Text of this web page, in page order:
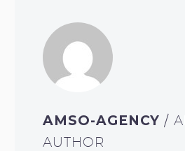
AMSO-AGENCY/
AUTHOR